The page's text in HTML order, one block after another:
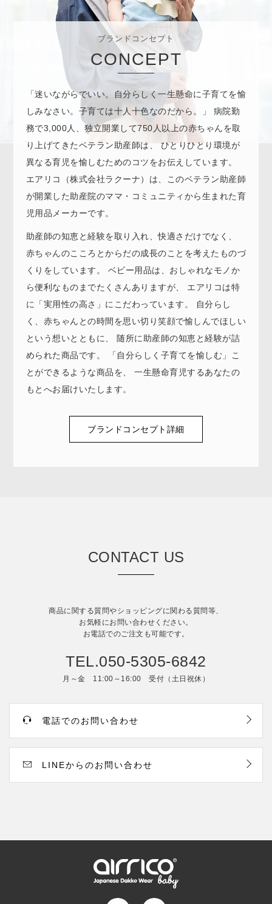
ブランドコンセプト
CONCEPT
「迷いながらでいい。⾃分らしく⼀⽣懸命に⼦育てを愉
しみなさい。⼦育ては⼗⼈⼗⾊なのだから。」
病院勤
務で3,000⼈、独⽴開業して750⼈以上の⾚ちゃんを取
り上げてきたベテラン助産師は、
ひとりひとり環境が
異なる育児を愉しむためのコツをお伝えしています。
エアリコ（株式会社ラクーナ）は、このベテラン助産師
が開業した助産院のママ・コミュニティから⽣まれた育
児⽤品メーカーです。
助産師の知恵と経験を取り⼊れ、快適さだけでなく、
⾚ちゃんのこころとからだの成⻑のことを考えたものづ
くりをしています。
ベビー⽤品は、おしゃれなモノか
ら便利なものまでたくさんありますが、
エアリコは特
に「実⽤性の⾼さ」にこだわっています。
⾃分らし
く、⾚ちゃんとの時間を思い切り笑顔で愉しんでほしい
という想いとともに、
随所に助産師の知恵と経験が詰
められた商品です。
「⾃分らしく⼦育てを愉しむ」こ
とができるような商品を、 ⼀⽣懸命育児するあなたの
もとへお届けいたします。
ブランドコンセプト詳細
CONTACT US
商品に関する質問やショッピングに関わる質問等、
お気軽にお問い合わせください。
お電話でのご注文も可能です。
TEL.050-5305-6842
月～金 11:00～16:00 受付（土日祝休）
電話でのお問い合わせ
LINEからのお問い合わせ